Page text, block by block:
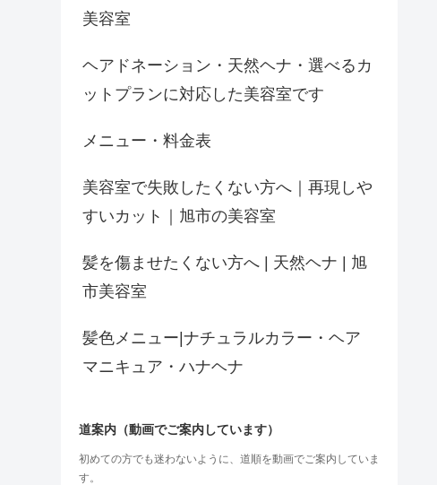
美容室
ヘアドネーション・天然ヘナ・選べるカ
ットプランに対応した美容室です
メニュー・料金表
美容室で失敗したくない方へ｜再現しや
すいカット｜旭市の美容室
髪を傷ませたくない方へ | 天然ヘナ | 旭
市美容室
髪色メニュー|ナチュラルカラー・ヘア
マニキュア・ハナヘナ
道案内（動画でご案内しています）
初めての方でも迷わないように、道順を動画でご案内していま
す。